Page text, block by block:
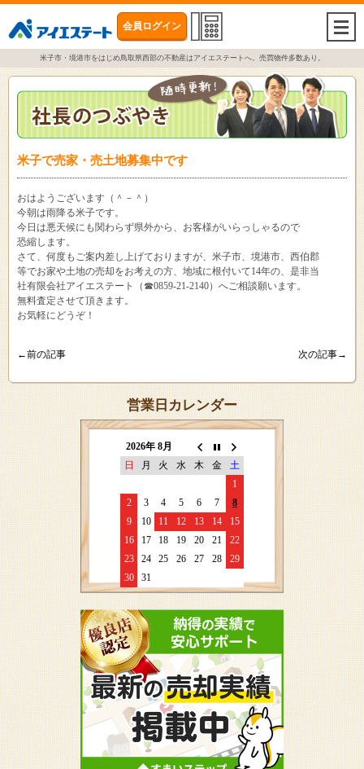
会員ログイン
米子市・境港市をはじめ鳥取県西部の不動産はアイエステートへ。売買物件多数あり。
米子で売家・売土地募集中です
おはようございます（＾－＾）
今朝は雨降る米子です。
今日は悪天候にも関わらず県外から、お客様がいらっしゃるので
恐縮します。
さて、何度もご案内差し上げておりますが、米子市、境港市、西伯郡
等でお家や土地の売却をお考えの方、地域に根付いて14年の、是非当
社有限会社アイエステート（☎0859-21-2140）へご相談願います。
無料査定させて頂きます。
お気軽にどうぞ！
←前の記事 次の記事→
営業日カレンダー
2026年 8月
日
月 火 水 木 金
土
1
2
3 4 5 6 7
8
9
10 11 12 13 14
15
16
17 18 19 20 21
22
23
24 25 26 27 28
29
30
31